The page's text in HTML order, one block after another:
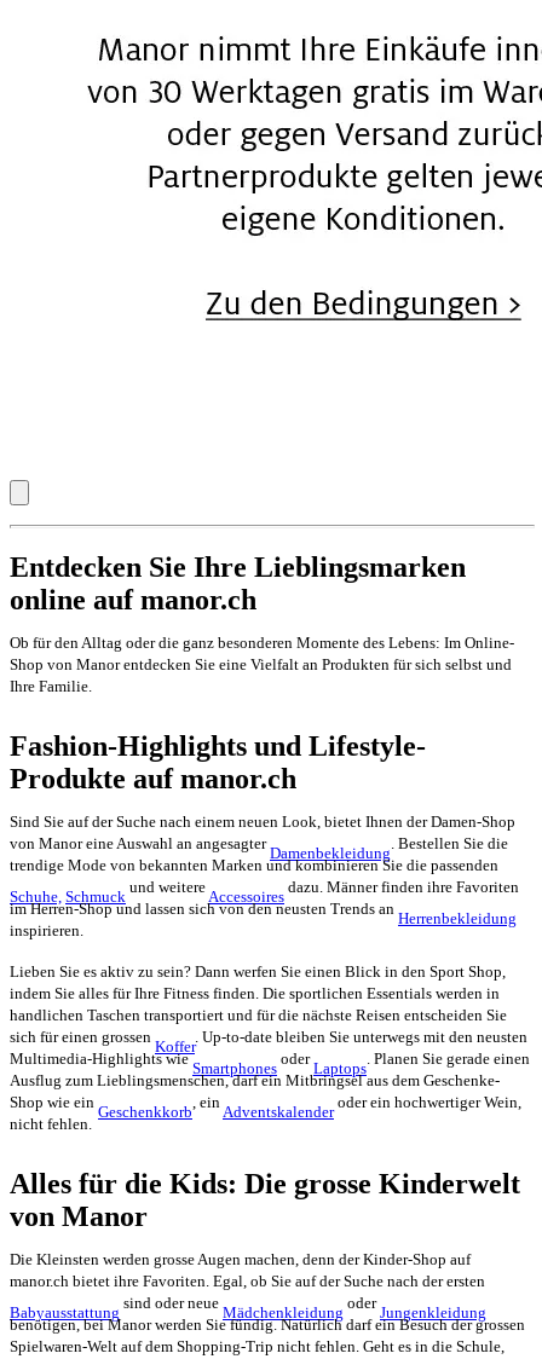
Entdecken Sie Ihre Lieblingsmarken
online auf manor.ch
Ob für den Alltag oder die ganz besonderen Momente des Lebens: Im Online-
Shop von Manor entdecken Sie eine Vielfalt an Produkten für sich selbst und
Ihre Familie.
Fashion-Highlights und Lifestyle-
Produkte auf manor.ch
Sind Sie auf der Suche nach einem neuen Look, bietet Ihnen der Damen-Shop
von Manor eine Auswahl an angesagter
Damenbekleidung
. Bestellen Sie die
trendige Mode von bekannten Marken und kombinieren Sie die passenden
Schuhe, Schmuck
und weitere
Accessoires
dazu. Männer finden ihre Favoriten
im Herren-Shop und lassen sich von den neusten Trends an
Herrenbekleidung
inspirieren.
Lieben Sie es aktiv zu sein? Dann werfen Sie einen Blick in den Sport Shop,
indem Sie alles für Ihre Fitness finden. Die sportlichen Essentials werden in
handlichen Taschen transportiert und für die nächste Reisen entscheiden Sie
sich für einen grossen
Koffer
. Up-to-date bleiben Sie unterwegs mit den neusten
Multimedia-Highlights wie
Smartphones
oder
Laptops
. Planen Sie gerade einen
Ausflug zum Lieblingsmenschen, darf ein Mitbringsel aus dem Geschenke-
Shop wie ein
Geschenkkorb
, ein
Adventskalender
oder ein hochwertiger Wein,
nicht fehlen.
Alles für die Kids: Die grosse Kinderwelt
von Manor
Die Kleinsten werden grosse Augen machen, denn der Kinder-Shop auf
manor.ch bietet ihre Favoriten. Egal, ob Sie auf der Suche nach der ersten
Babyausstattung
sind oder neue
Mädchenkleidung
oder
Jungenkleidung
benötigen, bei Manor werden Sie fündig. Natürlich darf ein Besuch der grossen
Spielwaren-Welt auf dem Shopping-Trip nicht fehlen. Geht es in die Schule,